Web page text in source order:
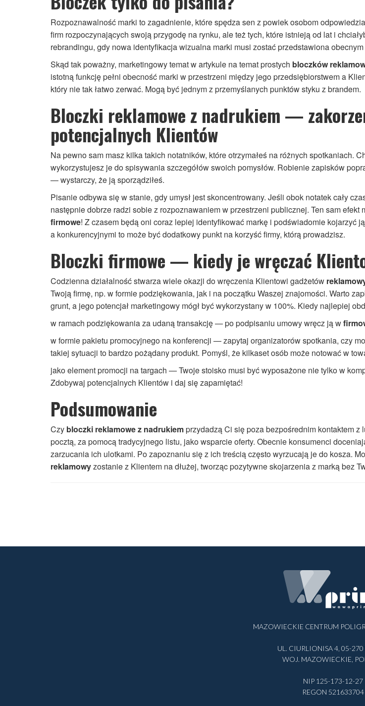
Rozpoznawalność marki to zagadnienie, które spędza sen z powiek osobom
firm rozpoczynających swoją przygodę na rynku, ale też tych, które istnieją od lat i
rebrandingu, gdy nowa identyfikacja wizualna marki musi zostać przedstawiona
Skąd tak poważny, marketingowy temat w artykule na temat prostych bloczków
istotną funkcję pełni obecność marki w przestrzeni między jego przedsiębiorstwem a
który nie tak łatwo zerwać. Mogą być jednym z przemyślanych punktów styku z brandem.
Bloczki reklamowe z nadrukiem —
potencjalnych Klientów
Na pewno sam masz kilka takich notatników, które otrzymałeś na różnych spotkaniach.
wykorzystujesz je do spisywania szczegółów swoich pomysłów. Robienie zapisków
— wystarczy, że ją sporządziłeś.
Pisanie odbywa się w stanie, gdy umysł jest skoncentrowany. Jeśli obok notatek cały
następnie dobrze radzi sobie z rozpoznawaniem w przestrzeni publicznej. Ten sam
firmowe! Z czasem będą oni coraz lepiej identyfikować markę i podświadomie kojarzyć
a konkurencyjnymi to może być dodatkowy punkt na korzyść firmy, którą prowadzisz.
Bloczki firmowe — kiedy je wręczać
Codzienna działalność stwarza wiele okazji do wręczenia Klientowi gadżetów
Twoją firmę, np. w formie podziękowania, jak i na początku Waszej znajomości. Warto
grunt, a jego potencjał marketingowy mógł być wykorzystany w 100%. Kiedy najlepiej
w ramach podziękowania za udaną transakcję — po podpisaniu umowy wręcz ją w
w formie pakietu promocyjnego na konferencji — zapytaj organizatorów spotkania, czy
takiej sytuacji to bardzo pożądany produkt. Pomyśl, że kilkaset osób może notować w
jako element promocji na targach — Twoje stoisko musi być wyposażone nie tylko w
Zdobywaj potencjalnych Klientów i daj się zapamiętać!
Podsumowanie
Czy bloczki reklamowe z nadrukiemprzydadzą Ci się poza bezpośrednim kontaktem
pocztą, za pomocą tradycyjnego listu, jako wsparcie oferty. Obecnie konsumenci
zarzucania ich ulotkami. Po zapoznaniu się z ich treścią często wyrzucają je do kosza.
reklamowyzostanie z Klientem na dłużej, tworząc pozytywne skojarzenia z marką bez
MAZOWIECKIE CENTRUM
UL. CIURLIONISA 4, 05-270
WOJ. MAZOWIECKIE,
NIP 125-173-12-27
REGON 521633704